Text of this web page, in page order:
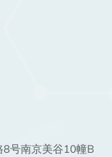
8号南京美谷10幢B